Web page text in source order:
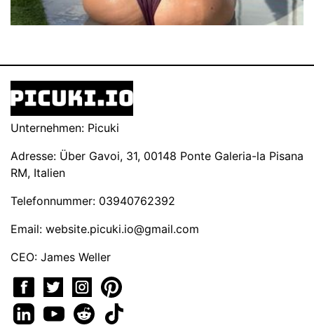
Unternehmen: Picuki
Adresse: Über Gavoi, 31, 00148 Ponte Galeria-la Pisana
RM, Italien
Telefonnummer: 03940762392
Email: website.picuki.io@gmail.com
CEO: James Weller